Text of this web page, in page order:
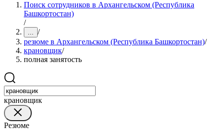
Поиск сотрудников в Архангельском (Республика
Башкортостан)
/
... /
резюме в Архангельском (Республика Башкортостан)/
крановщик/
полная занятость
крановщик
Резюме